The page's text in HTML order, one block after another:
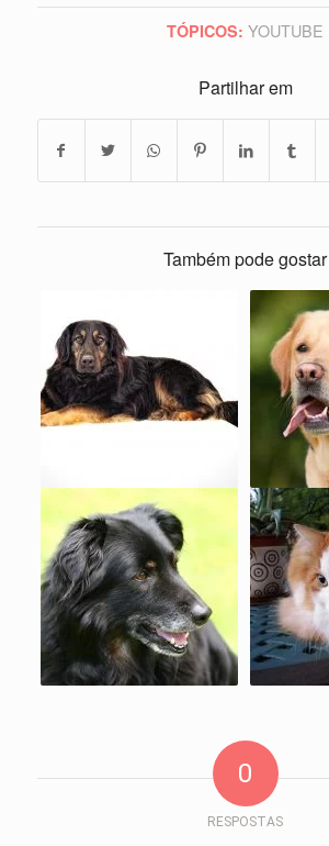
TÓPICOS: YOUTUBE
Partilhar em
Também pode gostar
0
RESPOSTAS